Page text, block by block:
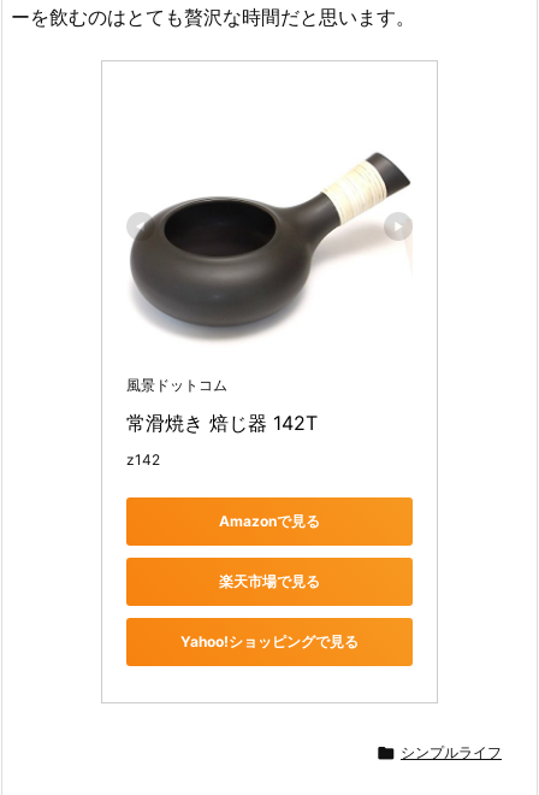
ーを飲むのはとても贅沢な時間だと思います。
風景ドットコム
常滑焼き 焙じ器 142T
z142
Amazonで見る
楽天市場で見る
Yahoo!ショッピングで見る
 シンプルライフ